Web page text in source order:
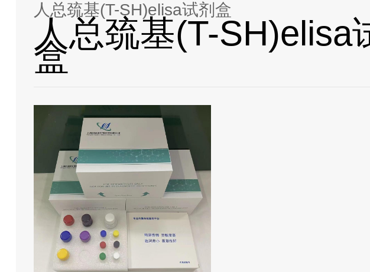
人总巯基(T-SH)elisa试剂盒
人总巯基(T-SH)elisa
盒